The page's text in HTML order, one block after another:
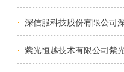
深信服科技股份有限公司
紫光恒越技术有限公司紫